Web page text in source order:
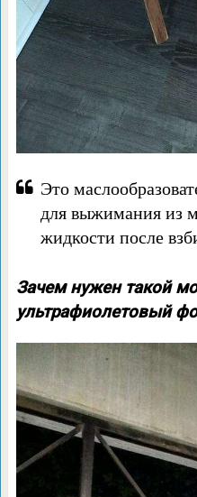
Это
для выжимания из
жидкости после
Зачем нужен такой
ультрафиолетовый